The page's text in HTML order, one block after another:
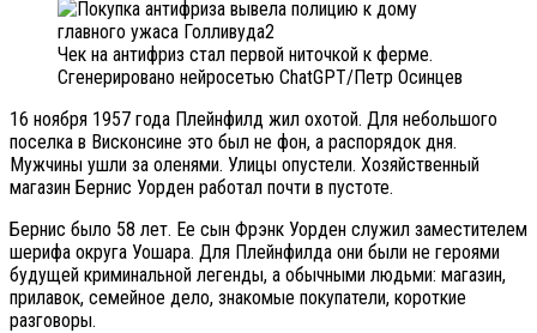
Чек на антифриз стал первой ниточкой к ферме.
Сгенерировано нейросетью ChatGPT/Петр Осинцев
16 ноября 1957 года Плейнфилд жил охотой. Для небольшого
поселка в Висконсине это был не фон, а распорядок дня.
Мужчины ушли за оленями. Улицы опустели. Хозяйственный
магазин Бернис Уорден работал почти в пустоте.
Бернис было 58 лет. Ее сын Фрэнк Уорден служил заместителем
шерифа округа Уошара. Для Плейнфилда они были не героями
будущей криминальной легенды, а обычными людьми: магазин,
прилавок, семейное дело, знакомые покупатели, короткие
разговоры.